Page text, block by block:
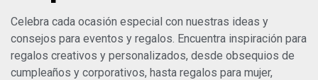
Celebra cada ocasión especial con nuestras ideas y
consejos para eventos y regalos. Encuentra inspiración para
regalos creativos y personalizados, desde obsequios de
cumpleaños y corporativos, hasta regalos para mujer,